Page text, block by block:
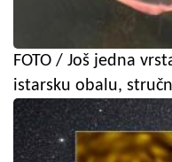
FOTO / Još jedna
istarsku obalu,